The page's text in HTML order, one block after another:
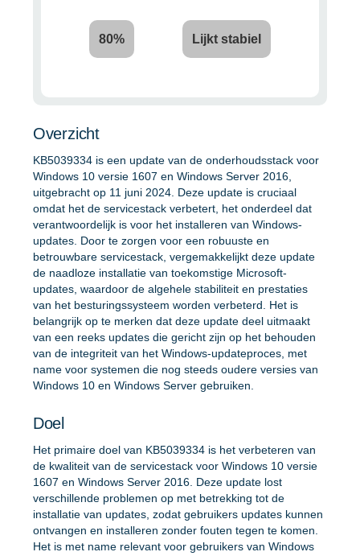
80% Lijkt stabiel
Overzicht
KB5039334 is een update van de onderhoudsstack voor
Windows 10 versie 1607 en Windows Server 2016,
uitgebracht op 11 juni 2024. Deze update is cruciaal
omdat het de servicestack verbetert, het onderdeel dat
verantwoordelijk is voor het installeren van Windows-
updates. Door te zorgen voor een robuuste en
betrouwbare servicestack, vergemakkelijkt deze update
de naadloze installatie van toekomstige Microsoft-
updates, waardoor de algehele stabiliteit en prestaties
van het besturingssysteem worden verbeterd. Het is
belangrijk op te merken dat deze update deel uitmaakt
van een reeks updates die gericht zijn op het behouden
van de integriteit van het Windows-updateproces, met
name voor systemen die nog steeds oudere versies van
Windows 10 en Windows Server gebruiken.
Doel
Het primaire doel van KB5039334 is het verbeteren van
de kwaliteit van de servicestack voor Windows 10 versie
1607 en Windows Server 2016. Deze update lost
verschillende problemen op met betrekking tot de
installatie van updates, zodat gebruikers updates kunnen
ontvangen en installeren zonder fouten tegen te komen.
Het is met name relevant voor gebruikers van Windows